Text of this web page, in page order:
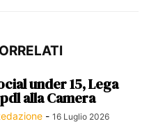
under 15, Lega
alla Camera
- 16 Luglio 2026